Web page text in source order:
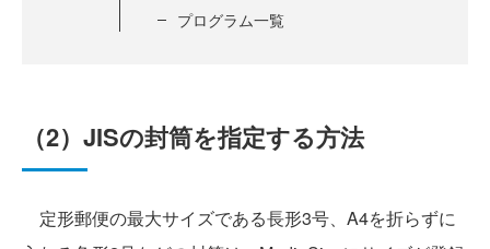
プログラム一覧
（2）JISの封筒を指定する方法
定形郵便の最大サイズである長形3号、A4を折らずに